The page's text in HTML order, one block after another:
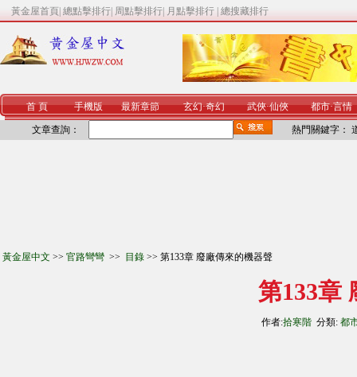
黃金屋首頁 總點擊排行 周點擊排行 月點擊排行 總搜藏排行
首 頁 手機版 最新章節 玄幻·奇幻 武俠·仙俠 都市·言情
文章查詢： 熱門關鍵字：
黃金屋中文 >> 官路彎彎 >> 目錄 >> 第133章 廢廠傳來的機器聲
第133章
作者:拾寒階 分類: 都